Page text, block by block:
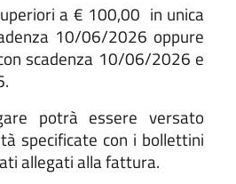
a € 100,00 in unica
10/06/2026 oppure
scadenza 10/06/2026 e
potrà essere versato
specificate con i bollettini
allegati alla fattura.